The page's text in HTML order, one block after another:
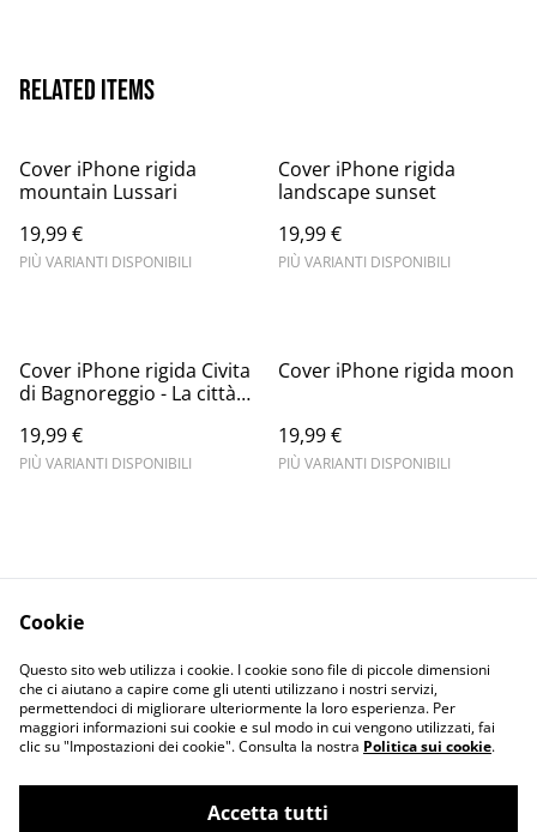
Related items
Cover iPhone rigida
mountain Lussari
19,99 €
PIÙ VARIANTI DISPONIBILI
Cover iPhone rigida
landscape sunset
19,99 €
PIÙ VARIANTI DISPONIBILI
Cover iPhone rigida Civita
di Bagnoreggio - La città
19,99 €
PIÙ VARIANTI DISPONIBILI
Cover iPhone rigida moon
19,99 €
PIÙ VARIANTI DISPONIBILI
Informativa sulla
privacy
Terms and
conditions
Cookie
Questo sito web utilizza i cookie. I cookie sono file di piccole dimensioni
che ci aiutano a capire come gli utenti utilizzano i nostri servizi,
permettendoci di migliorare ulteriormente la loro esperienza. Per
maggiori informazioni sui cookie e sul modo in cui vengono utilizzati, fai
clic su "Impostazioni dei cookie". Consulta la nostra Politica sui cookie.
Accetta tutti